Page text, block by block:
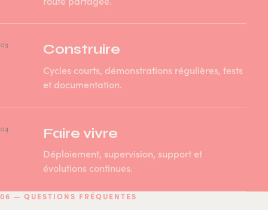
03 Construire
Cycles courts, démonstrations régulières, tests
et documentation.
04 Faire vivre
Déploiement, supervision, support et
évolutions continues.
06 — QUESTIONS FRÉQUENTES